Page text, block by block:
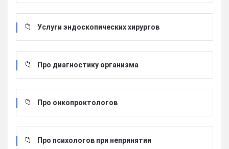
Услуги эндоскопических хирургов
Про диагностику организма
Про онкопроктологов
Про психологов при непринятии